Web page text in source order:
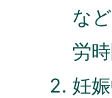
な
労
妊